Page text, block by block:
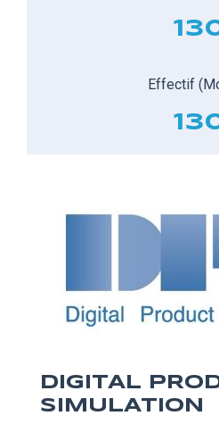
Effectif
DIGITAL
SIMULATION